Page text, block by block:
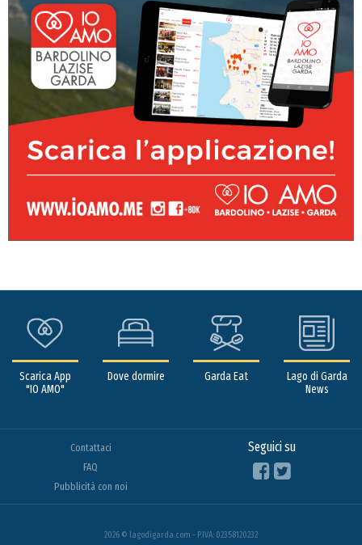
Scarica App
"IO AMO"
Dove dormire Garda Eat
Lago di Garda
News
Contattaci
FAQ
Pubblicità con noi
Seguici su
2026 © lagodigarda.com - P.IVA: 02358120232